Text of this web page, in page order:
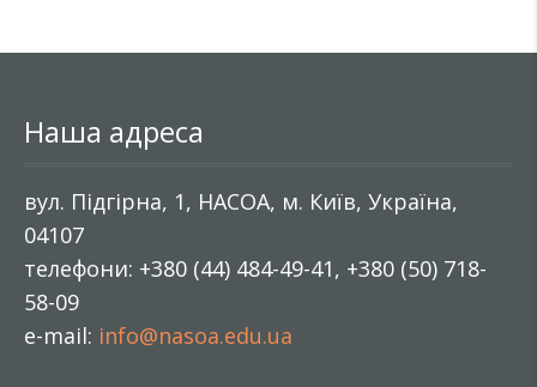
Наша адреса
вул. Підгірна, 1, НАСОА, м. Київ, Україна,
04107
телефони: +380 (44) 484-49-41, +380 (50) 718-
58-09
e-mail: info@nasoa.edu.ua